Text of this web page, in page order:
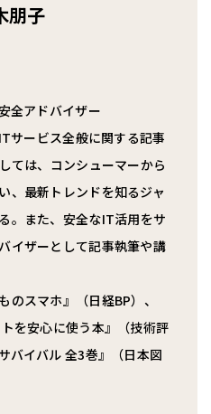
朋子
全アドバイザー
サービス全般に関する記事
ては、コンシューマーから
、最新トレンドを知るジャ
。また、安全なIT活用をサ
イザーとして記事執筆や講
のスマホ』（日経BP）、
を安心に使う本』（技術評
バイバル 全3巻』（日本図